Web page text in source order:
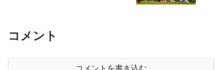
コメント
コメントを書き込む